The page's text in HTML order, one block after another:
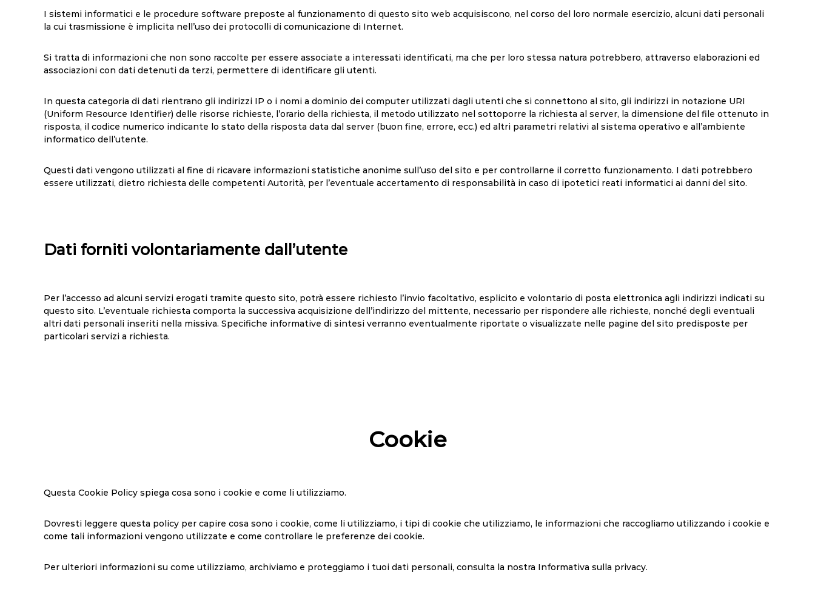
I sistemi informatici e le procedure software preposte al funzionamento di questo sito web acquisiscono, nel corso del loro normale esercizio, alcuni dati personali
la cui trasmissione è implicita nell’uso dei protocolli di comunicazione di Internet.
Si tratta di informazioni che non sono raccolte per essere associate a interessati identificati, ma che per loro stessa natura potrebbero, attraverso elaborazioni ed
associazioni con dati detenuti da terzi, permettere di identificare gli utenti.
In questa categoria di dati rientrano gli indirizzi IP o i nomi a dominio dei computer utilizzati dagli utenti che si connettono al sito, gli indirizzi in notazione URI
(Uniform Resource Identifier) delle risorse richieste, l’orario della richiesta, il metodo utilizzato nel sottoporre la richiesta al server, la dimensione del file ottenuto in
risposta, il codice numerico indicante lo stato della risposta data dal server (buon fine, errore, ecc.) ed altri parametri relativi al sistema operativo e all’ambiente
informatico dell’utente.
Questi dati vengono utilizzati al fine di ricavare informazioni statistiche anonime sull’uso del sito e per controllarne il corretto funzionamento. I dati potrebbero
essere utilizzati, dietro richiesta delle competenti Autorità, per l’eventuale accertamento di responsabilità in caso di ipotetici reati informatici ai danni del sito.
Dati forniti volontariamente dall’utente
Per l’accesso ad alcuni servizi erogati tramite questo sito, potrà essere richiesto l’invio facoltativo, esplicito e volontario di posta elettronica agli indirizzi indicati su
questo sito. L’eventuale richiesta comporta la successiva acquisizione dell’indirizzo del mittente, necessario per rispondere alle richieste, nonché degli eventuali
altri dati personali inseriti nella missiva. Specifiche informative di sintesi verranno eventualmente riportate o visualizzate nelle pagine del sito predisposte per
particolari servizi a richiesta.
Cookie
Questa Cookie Policy spiega cosa sono i cookie e come li utilizziamo.
Dovresti leggere questa policy per capire cosa sono i cookie, come li utilizziamo, i tipi di cookie che utilizziamo, le informazioni che raccogliamo utilizzando i cookie e
come tali informazioni vengono utilizzate e come controllare le preferenze dei cookie.
Per ulteriori informazioni su come utilizziamo, archiviamo e proteggiamo i tuoi dati personali, consulta la nostra Informativa sulla privacy.